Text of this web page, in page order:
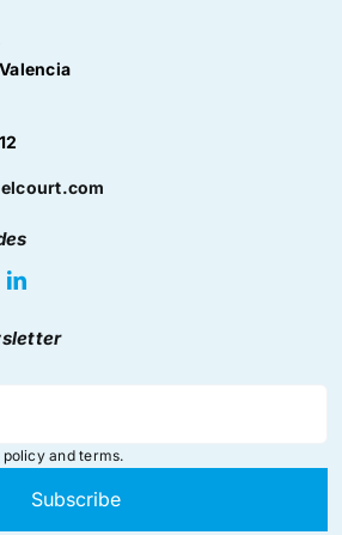
and terms.